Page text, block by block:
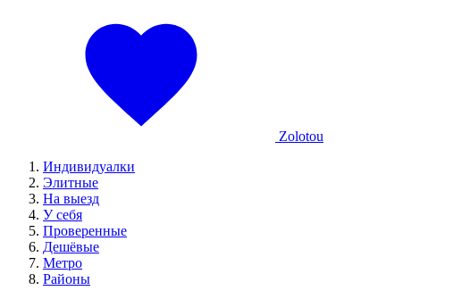
Zolotou
Индивидуалки
Элитные
На выезд
У себя
Проверенные
Дешёвые
Метро
Районы